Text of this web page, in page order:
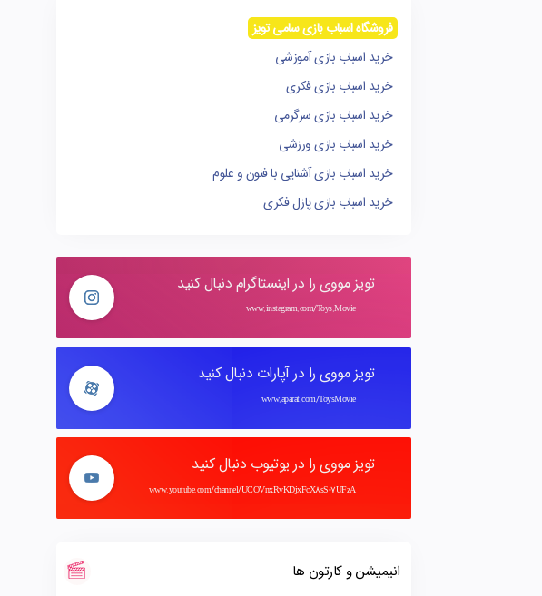
فروشگاه اسباب بازی سامی تویز
خرید اسباب بازی آموزشی
خرید اسباب بازی فکری
خرید اسباب بازی سرگرمی
خرید اسباب بازی ورزشی
خرید اسباب بازی آشنایی با فنون و علوم
خرید اسباب بازی پازل فکری
تویز مووی را در اینستاگرام دنبال کنید
www.instagram.com/Toys.Movie
تویز مووی را در آپارات دنبال کنید
www.aparat.com/ToysMovie
تویز مووی را در یوتیوب دنبال کنید
www.youtube.com/channel/UCOVnxRvKDjxFcX8sS-7UFzA
انیمیشن و کارتون ها